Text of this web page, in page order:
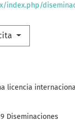
index.php/
licencia
Diseminaciones